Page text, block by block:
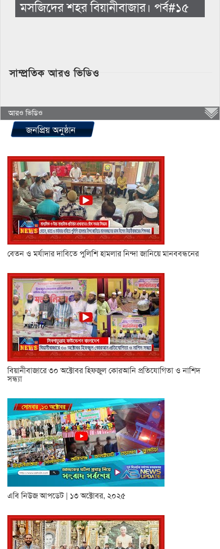
মসজিদের শহর বিয়ানীবাজার। পর্ব#১৫
সাম্প্রতিক আরও ভিডিও
আরও ভিডিও
জনপ্রিয় অনুষ্ঠান
বেতন ও মর্যাদার দাবিতে পুলিশি হামলার নিন্দা জানিয়ে মানববন্ধনের
বিয়ানীবাজারে ৩০ অক্টোবর হিফজুল কোরআনি প্রতিযোগিতা ও নাশিদ
সন্ধ্যা
এবি নিউজ আপডেট | ১৩ অক্টোবর, ২০২৫